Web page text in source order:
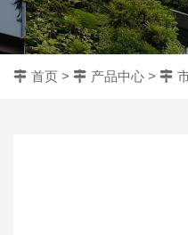
首页 > 产品中心 >